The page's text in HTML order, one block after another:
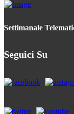
Settimanale
Seguici Su